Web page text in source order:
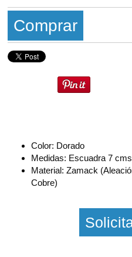
Comprar
Color: Dorado
Medidas: Escuadra 7
Material: Zamack
Cobre)